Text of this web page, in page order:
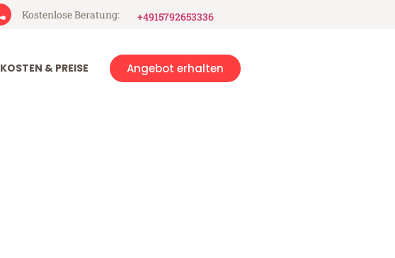
Kostenlose Beratung: +4915792653336
KOSTEN & PREISE Angebot erhalten